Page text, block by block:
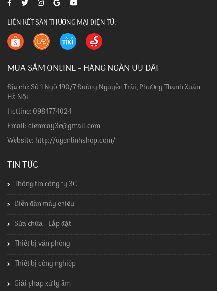
LIÊN KẾT SÀN THƯƠNG MẠI ĐIỆN TỬ:
MUA SẮM ONLINE - HÀNG NGÀN ƯU ĐÃI
Địa chỉ: Số 1 Ngõ 190/7 Đường Nguyễn Trãi, Phường Thanh Xuân,
Hà Nội
Hotline: 0984774024
Email: dienmay3c@gmail.com
Website: http://uyenlinhshop.com/
TIN TỨC
Thông tin công ty 3C
Diễn đàn máy chiếu
Sửa chữa - Lắp đặt
Thiết bị văn phòng
Thiết bị công nghiệp
Giải pháp xử lý ẩm